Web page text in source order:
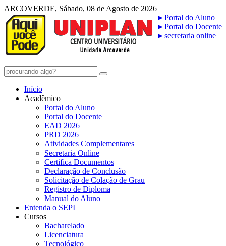
ARCOVERDE, Sábado, 08 de Agosto de 2026
►Portal do Aluno
►Portal do Docente
►secretaria online
Início
Acadêmico
Portal do Aluno
Portal do Docente
EAD 2026
PRD 2026
Atividades Complementares
Secretaria Online
Certifica Documentos
Declaração de Conclusão
Solicitação de Colação de Grau
Registro de Diploma
Manual do Aluno
Entenda o SEPI
Cursos
Bacharelado
Licenciatura
Tecnológico